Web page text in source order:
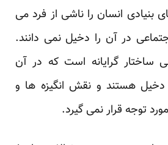
بنیادی انسان را ناشی از فرد می
در آن را دخیل نمی دانند.
گرایانه است که در آن
دخیل هستند و نقش انگیزه ها و
توجه قرار نمی گیرد.